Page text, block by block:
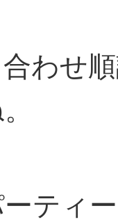
わせ
ティ